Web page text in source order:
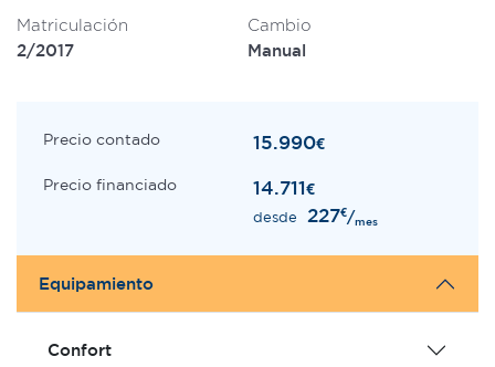
Matriculación
2/2017
Cambio
Manual
Precio contado 15.990€
Precio financiado 14.711€
desde 227€/mes
Equipamiento
Confort